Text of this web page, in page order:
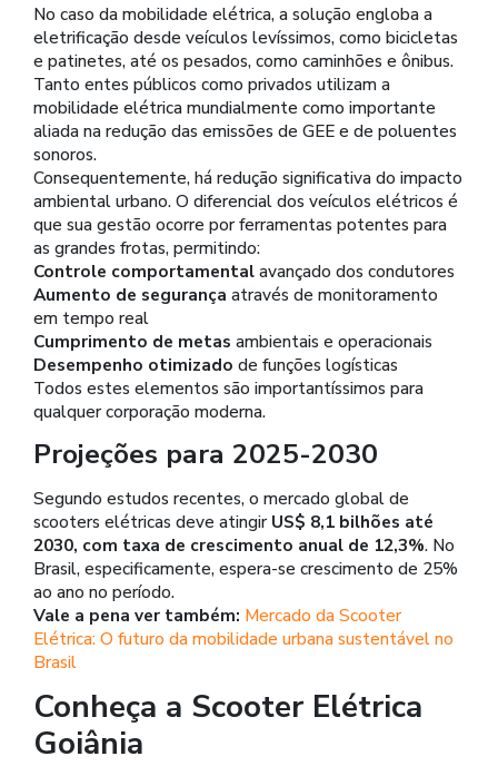
No caso da mobilidade elétrica, a solução engloba a
eletrificação desde veículos levíssimos, como bicicletas
e patinetes, até os pesados, como caminhões e ônibus.
Tanto entes públicos como privados utilizam a
mobilidade elétrica mundialmente como importante
aliada na redução das emissões de GEE e de poluentes
sonoros.
Consequentemente, há redução significativa do impacto
ambiental urbano. O diferencial dos veículos elétricos é
que sua gestão ocorre por ferramentas potentes para
as grandes frotas, permitindo:
Controle comportamentalavançado dos condutores
Aumento de segurança através de monitoramento
em tempo real
Cumprimento de metas ambientais e operacionais
Desempenho otimizado de funções logísticas
Todos estes elementos são importantíssimos para
qualquer corporação moderna.
Projeções para 2025-2030
Segundo estudos recentes, o mercado global de
scooters elétricas deve atingirUS$ 8,1 bilhões até
2030, com taxa de crescimento anual de 12,3%. No
Brasil, especificamente, espera-se crescimento de 25%
ao ano no período.
Vale a pena ver também: Mercado da Scooter
Elétrica: O futuro da mobilidade urbana sustentável no
Brasil
Conheça a Scooter Elétrica
Goiânia